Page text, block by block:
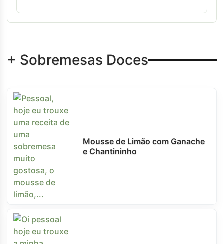
+ Sobremesas Doces
Mousse de Limão com Ganache
e Chantininho